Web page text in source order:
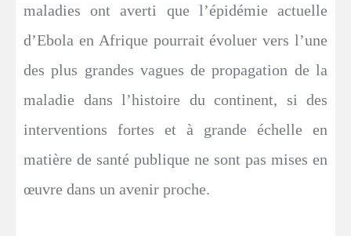
maladies ont averti que l’épidémie actuelle
d’Ebola en Afrique pourrait évoluer vers l’une
des plus grandes vagues de propagation de la
maladie dans l’histoire du continent, si des
interventions fortes et à grande échelle en
matière de santé publique ne sont pas mises en
œuvre dans un avenir proche.